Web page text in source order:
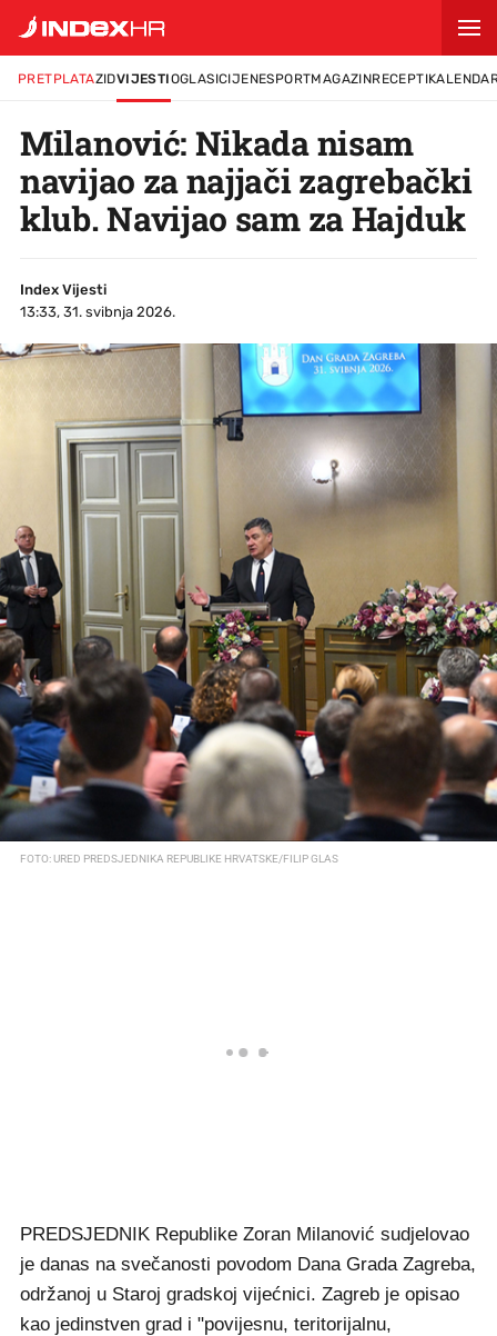
PRETPLATAZIDVIJESTIOGLASICIJENESPORTMAGAZINRECEPTI
Milanović: Nikada nisam
navijao za najjači zagrebački
klub. Navijao sam za Hajduk
Index Vijesti
13:33, 31. svibnja 2026.
FOTO: URED PREDSJEDNIKA REPUBLIKE HRVATSKE/FILIP GLAS
PREDSJEDNIK Republike Zoran Milanović sudjelovao
je danas na svečanosti povodom Dana Grada Zagreba,
održanoj u Staroj gradskoj vijećnici. Zagreb je opisao
kao jedinstven grad i "povijesnu, teritorijalnu,